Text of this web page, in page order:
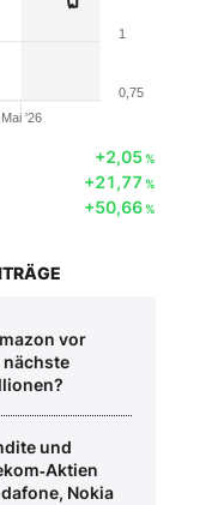
Mai '26
0,75
1
+2,05%
+21,77 %
+50,66%
vor
nächste
und
Nokia